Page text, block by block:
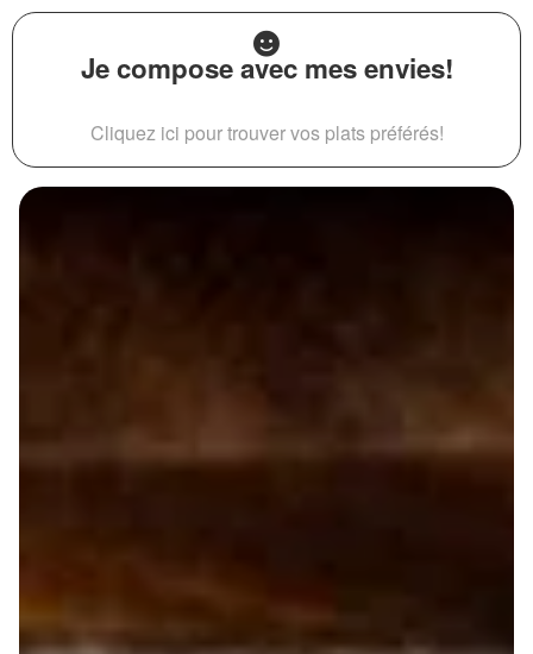
Je compose avec mes envies!
Cliquez ici pour trouver vos plats préférés!